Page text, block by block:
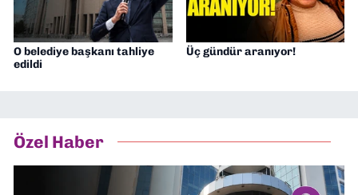
O belediye başkanı tahliye
edildi
Üç gündür aranıyor!
Özel Haber